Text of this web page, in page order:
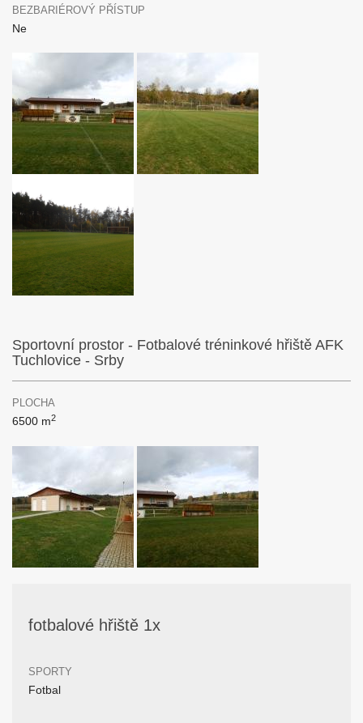
BEZBARIÉROVÝ PŘÍSTUP
Ne
Sportovní prostor - Fotbalové tréninkové hřiště AFK
Tuchlovice - Srby
PLOCHA
6500 m2
fotbalové hřiště 1x
SPORTY
Fotbal